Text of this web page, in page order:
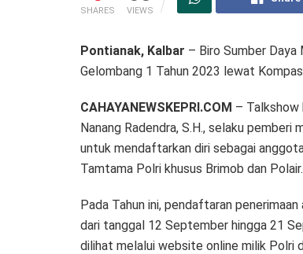
SHARES VIEWS
Pontianak, Kalbar – Biro Sumber Daya
Gelombang 1 Tahun 2023 lewat
CAHAYANEWSKEPRI.COM – Talkshow
Nanang Radendra, S.H., selaku
untuk mendaftarkan diri sebagai
Tamtama Polri khusus Brimob dan Polair.
Pada Tahun ini, pendaftaran
dari tanggal 12 September hingga 21
dilihat melalui website online milik Polri